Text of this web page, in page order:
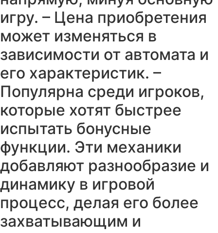
игру. – Цена приобретения
может изменяться в
зависимости от автомата и
его характеристик. –
Популярна среди игроков,
которые хотят быстрее
испытать бонусные
функции. Эти механики
добавляют разнообразие и
динамику в игровой
процесс, делая его более
захватывающим и